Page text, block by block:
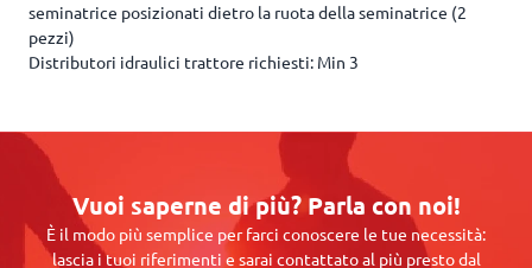
seminatrice posizionati dietro la ruota della seminatrice (2
pezzi)
Distributori idraulici trattore richiesti: Min 3
Vuoi saperne di più? Parla con noi!
È il modo più semplice per farci conoscere le tue necessità:
lascia i tuoi riferimenti e sarai contattato al più presto dal